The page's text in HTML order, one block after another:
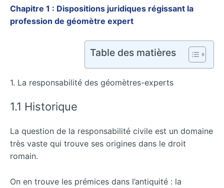
Chapitre 1 : Dispositions juridiques régissant la
profession de géomètre expert
Table des matières
1. La responsabilité des géomètres-experts
1.1 Historique
La question de la responsabilité civile est un domaine
très vaste qui trouve ses origines dans le droit
romain.
On en trouve les prémices dans l’antiquité : la